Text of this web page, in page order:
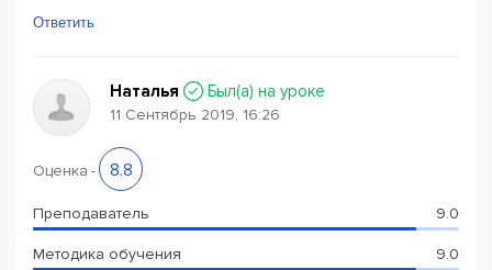
Ответить
Наталья Был(a) на уроке
11 Сентябрь 2019, 16:26
Оценка - 8.8
Преподаватель 9.0
Методика обучения 9.0